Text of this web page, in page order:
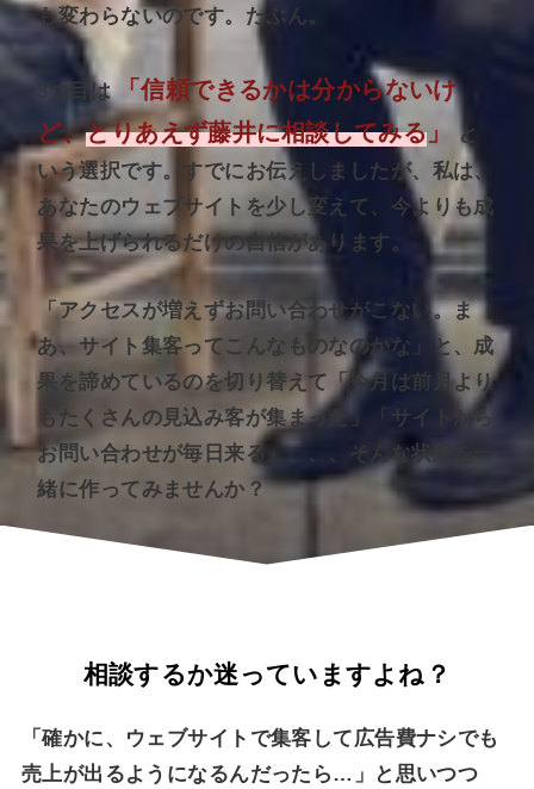
も変わらないのです。たぶん。
3つ目は 「信頼できるかは分からないけ
ど、とりあえず藤井に相談してみる 」 と
いう選択です。すでにお伝えしましたが、私は、
あなたのウェブサイトを少し変えて、今よりも成
果を上げられるだけの自信があります。
「アクセスが増えずお問い合わせがこない。ま
あ、サイト集客ってこんなものなのかな」と、成
果を諦めているのを切り替えて「今月は前月より
もたくさんの見込み客が集まった」「サイトから
お問い合わせが毎日来る」、、、そんな状態を一
緒に作ってみませんか？
相談するか迷っていますよね？
「確かに、ウェブサイトで集客して広告費ナシでも
売上が出るようになるんだったら…」と思いつつ